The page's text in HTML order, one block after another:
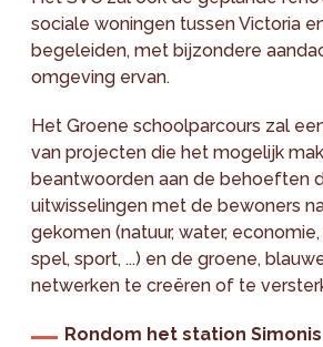
sociale woningen tussen Victoria
begeleiden, met bijzondere
omgeving ervan.
Het Groene schoolparcours zal
van projecten die het mogelijk
beantwoorden aan de behoeften
uitwisselingen met de bewoners
gekomen (natuur, water,
spel, sport, ...) en de groene,
netwerken te creëren of te
Rondom het station Simonis